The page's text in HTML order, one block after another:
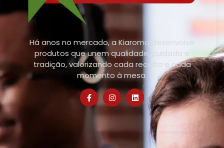
Há anos no mercado, a Kiaroma desenvolve
produtos que unem qualidade, cuidado e
tradição, valorizando cada receita e cada
momento à mesa.